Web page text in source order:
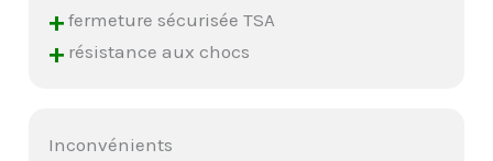
+ fermeture sécurisée TSA
+ résistance aux chocs
Inconvénients